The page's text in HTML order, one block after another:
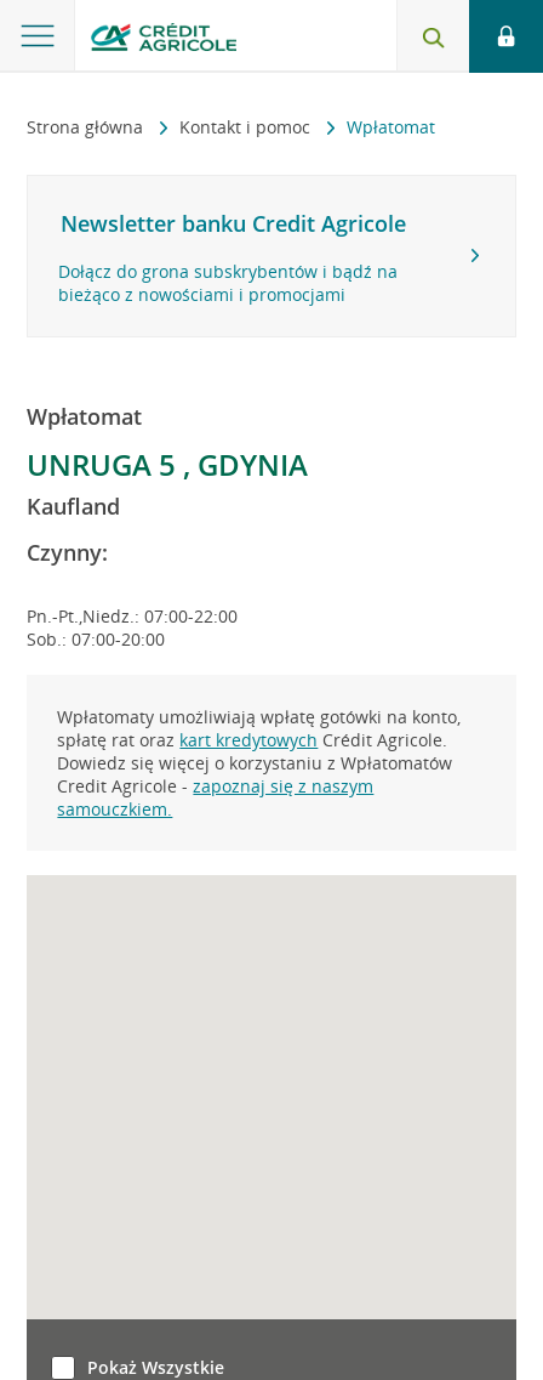
Strona główna Kontakt i pomoc Wpłatomat
Newsletter banku Credit Agricole
Dołącz do grona subskrybentów i bądź na
bieżąco z nowościami i promocjami
Wpłatomat
UNRUGA 5 , GDYNIA
Kaufland
Czynny:
Pn.-Pt.,Niedz.: 07:00-22:00
Sob.: 07:00-20:00
Wpłatomaty umożliwiają wpłatę gotówki na konto,
spłatę rat oraz kart kredytowych Crédit Agricole.
Dowiedz się więcej o korzystaniu z Wpłatomatów
Credit Agricole -zapoznaj się z naszym
samouczkiem.
Pokaż Wszystkie